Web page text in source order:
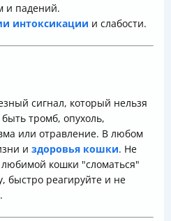
и падений.
интоксикации и слабости.
сигнал, который нельзя
тромб, опухоль,
или отравление. В любом
и здоровья кошки. Не
кошки "сломаться"
быстро реагируйте и не